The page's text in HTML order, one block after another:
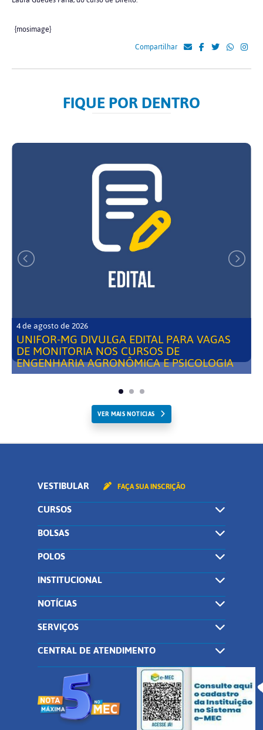
{mosimage}
Compartilhar
FIQUE POR DENTRO
4 de agosto de 2026
UNIFOR-MG DIVULGA EDITAL PARA VAGAS
DE MONITORIA NOS CURSOS DE
ENGENHARIA AGRONÔMICA E PSICOLOGIA
VER MAIS NOTICIAS
VESTIBULAR FAÇA SUA INSCRIÇÃO
CURSOS
BOLSAS
POLOS
INSTITUCIONAL
NOTÍCIAS
SERVIÇOS
CENTRAL DE ATENDIMENTO